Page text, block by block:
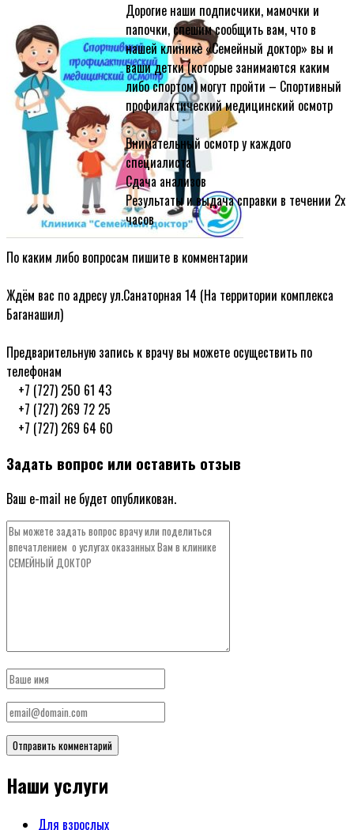
Дорогие наши подписчики, мамочки и
папочки, спешим сообщить вам, что в
нашей клинике «Семейный доктор» вы и
ваши детки (которые занимаются каким
либо спортом) могут пройти – Спортивный
профилактический медицинский осмотр
ᅠ
Внимательный осмотр у каждого
специалиста
Сдача анализов
Результаты и выдача справки в течении 2х
часов
ᅠ
По каким либо вопросам пишите в комментарии
Ждём вас по адресу ул.Санаторная 14 (На территории комплекса
Баганашил)
Предварительную запись к врачу вы можете осуществить по
телефонам
ᅠ+7 (727) 250 61 43
ᅠ+7 (727) 269 72 25
ᅠ+7 (727) 269 64 60
Задать вопрос или оставить отзыв
Ваш e-mail не будет опубликован.
Наши услуги
Для взрослых